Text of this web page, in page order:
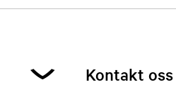
Kontakt oss